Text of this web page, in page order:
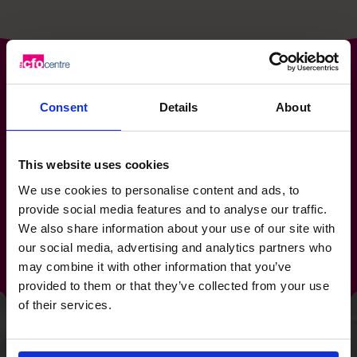
Consent Details About
This website uses cookies
We use cookies to personalise content and ads, to
provide social media features and to analyse our traffic.
We also share information about your use of our site with
our social media, advertising and analytics partners who
may combine it with other information that you’ve
provided to them or that they’ve collected from your use
of their services.
Découvrez certains des
résultats exceptionnels que
nos CFO ont obtenus pour
nos clients
Grâce à une refonte de